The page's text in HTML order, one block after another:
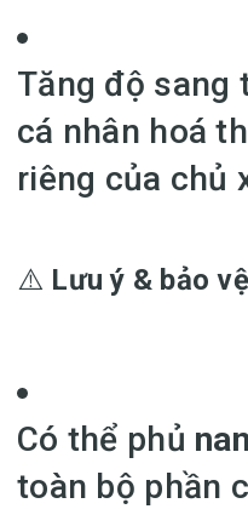
Tăng độ sang
cá nhân hoá
riêng của chủ
⚠️ Lưu ý & bảo
Có thể phủ
toàn bộ phần